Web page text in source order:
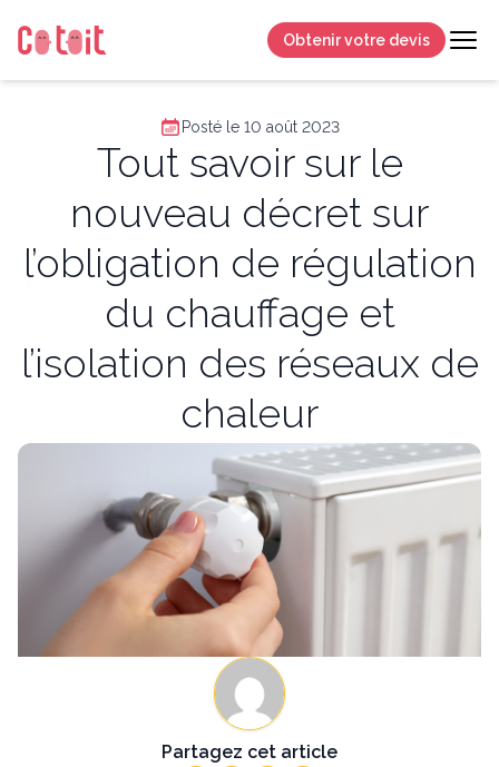
Obtenir votre devis
Posté le 10 août 2023
Tout savoir sur le
nouveau décret sur
l’obligation de régulation
du chauffage et
l’isolation des réseaux de
chaleur
Partagez cet article